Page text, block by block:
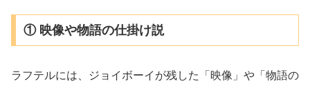
① 映像や物語の仕掛け説
ラフテルには、ジョイボーイが残した「映像」や「物語の